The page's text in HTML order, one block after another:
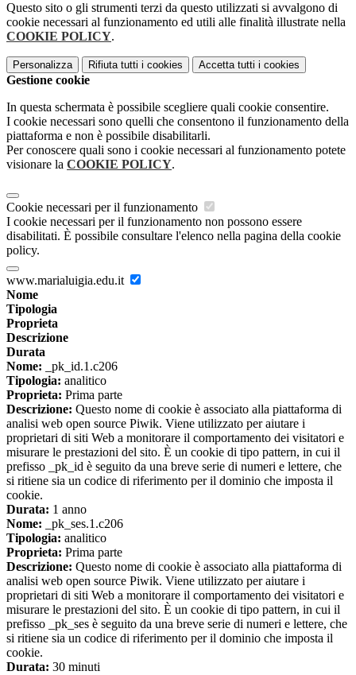
Questo sito o gli strumenti terzi da questo utilizzati si avvalgono di
cookie necessari al funzionamento ed utili alle finalità illustrate nella
COOKIE POLICY.
Personalizza Rifiuta tutti i cookies Accetta tutti i cookies
Gestione cookie
In questa schermata è possibile scegliere quali cookie consentire.
I cookie necessari sono quelli che consentono il funzionamento della
piattaforma e non è possibile disabilitarli.
Per conoscere quali sono i cookie necessari al funzionamento potete
visionare la COOKIE POLICY.
Cookie necessari per il funzionamento
I cookie necessari per il funzionamento non possono essere
disabilitati. È possibile consultare l'elenco nella pagina della cookie
policy.
www.marialuigia.edu.it
Nome
Tipologia
Proprieta
Descrizione
Durata
Nome: _pk_id.1.c206
Tipologia: analitico
Proprieta: Prima parte
Descrizione: Questo nome di cookie è associato alla piattaforma di
analisi web open source Piwik. Viene utilizzato per aiutare i
proprietari di siti Web a monitorare il comportamento dei visitatori e
misurare le prestazioni del sito. È un cookie di tipo pattern, in cui il
prefisso _pk_id è seguito da una breve serie di numeri e lettere, che
si ritiene sia un codice di riferimento per il dominio che imposta il
cookie.
Durata: 1 anno
Nome: _pk_ses.1.c206
Tipologia: analitico
Proprieta: Prima parte
Descrizione: Questo nome di cookie è associato alla piattaforma di
analisi web open source Piwik. Viene utilizzato per aiutare i
proprietari di siti Web a monitorare il comportamento dei visitatori e
misurare le prestazioni del sito. È un cookie di tipo pattern, in cui il
prefisso _pk_ses è seguito da una breve serie di numeri e lettere, che
si ritiene sia un codice di riferimento per il dominio che imposta il
cookie.
Durata: 30 minuti